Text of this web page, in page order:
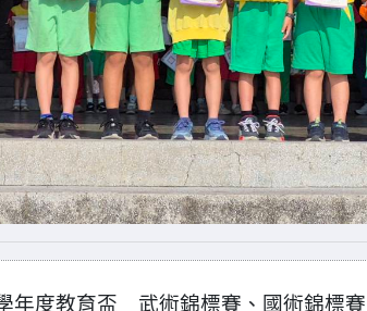
年度教育盃 武術錦標賽、國術錦標賽